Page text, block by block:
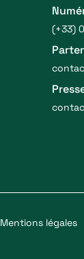
(+33)
Mentions légales